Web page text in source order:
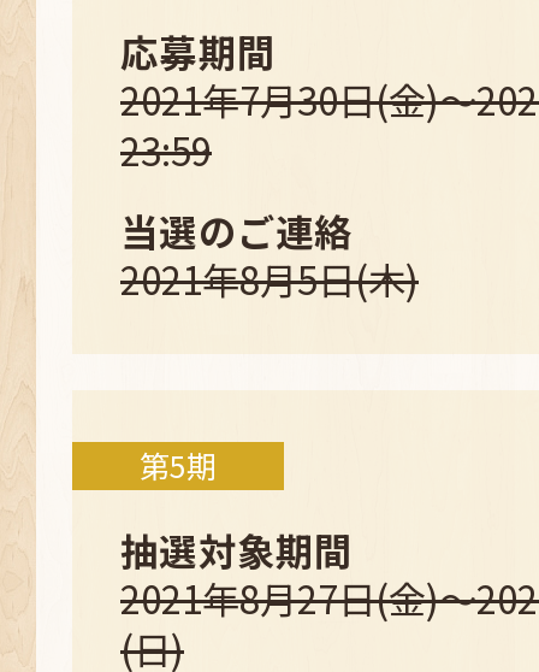
応募期間
2021年7月30日(金)～
23:59
当選のご連絡
2021年8月5日(木)
第5期
抽選対象期間
2021年8月27日(金)～
(日)